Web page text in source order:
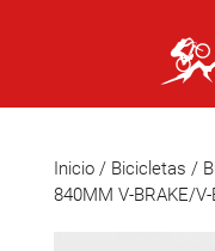
Inicio / Bicicletas /
840MM V-BRAKE/V-